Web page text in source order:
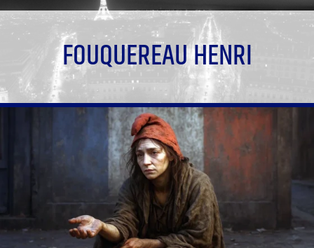
FOUQUEREAU HENRI